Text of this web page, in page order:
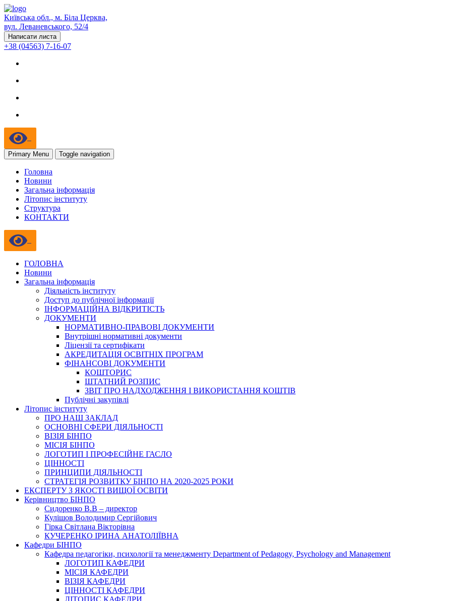
Київська обл., м. Біла Церква,
вул. Леваневського, 52/4
Написати листа
+38 (04563) 7-16-07
Primary Menu Toggle navigation
Головна
Новини
Загальна інформація
Літопис інституту
Структура
КОНТАКТИ
ГОЛОВНА
Новини
Загальна інформація
Діяльність інституту
Доступ до публічної інформації
ІНФОРМАЦІЙНА ВІДКРИТІСТЬ
ДОКУМЕНТИ
НОРМАТИВНО-ПРАВОВІ ДОКУМЕНТИ
Внутрішні нормативні документи
Ліцензії та сертифікати
АКРЕДИТАЦІЯ ОСВІТНІХ ПРОГРАМ
ФІНАНСОВІ ДОКУМЕНТИ
КОШТОРИС
ШТАТНИЙ РОЗПИС
ЗВІТ ПРО НАДХОДЖЕННЯ І ВИКОРИСТАННЯ КОШТІВ
Публічні закупівлі
Літопис інституту
ПРО НАШ ЗАКЛАД
ОСНОВНІ СФЕРИ ДІЯЛЬНОСТІ
ВІЗІЯ БІНПО
МІСІЯ БІНПО
ЛОГОТИП І ПРОФЕСІЙНЕ ГАСЛО
ЦІННОСТІ
ПРИНЦИПИ ДІЯЛЬНОСТІ
СТРАТЕГІЯ РОЗВИТКУ БІНПО НА 2020-2025 РОКИ
ЕКСПЕРТУ З ЯКОСТІ ВИЩОЇ ОСВІТИ
Керівництво БІНПО
Сидоренко В.В – директор
Кулішов Володимир Сергійович
Гірка Світлана Вікторівна
КУЧЕРЕНКО ІРИНА АНАТОЛІЇВНА
Кафедри БІНПО
Кафедра педагогіки, психології та менеджменту Department of Pedagogy, Psychology and Management
ЛОГОТИП КАФЕДРИ
МІСІЯ КАФЕДРИ
ВІЗІЯ КАФЕДРИ
ЦІННОСТІ КАФЕДРИ
ЛІТОПИС КАФЕДРИ